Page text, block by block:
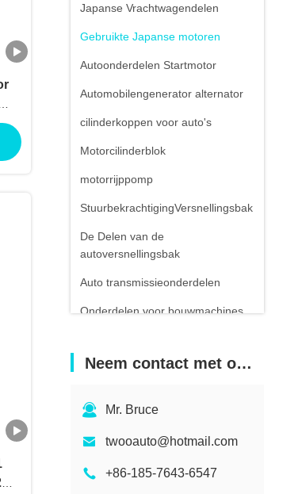
Japanse Vrachtwagendelen
Gebruikte Japanse motoren
Autoonderdelen Startmotor
Automobilengenerator alternator
cilinderkoppen voor auto's
Motorcilinderblok
motorrijppomp
StuurbekrachtigingVersnellingsbak
De Delen van de
autoversnellingsbak
Auto transmissieonderdelen
Onderdelen voor bouwmachines
Neem contact met ons op
Mr. Bruce
twooauto@hotmail.com
+86-185-7643-6547